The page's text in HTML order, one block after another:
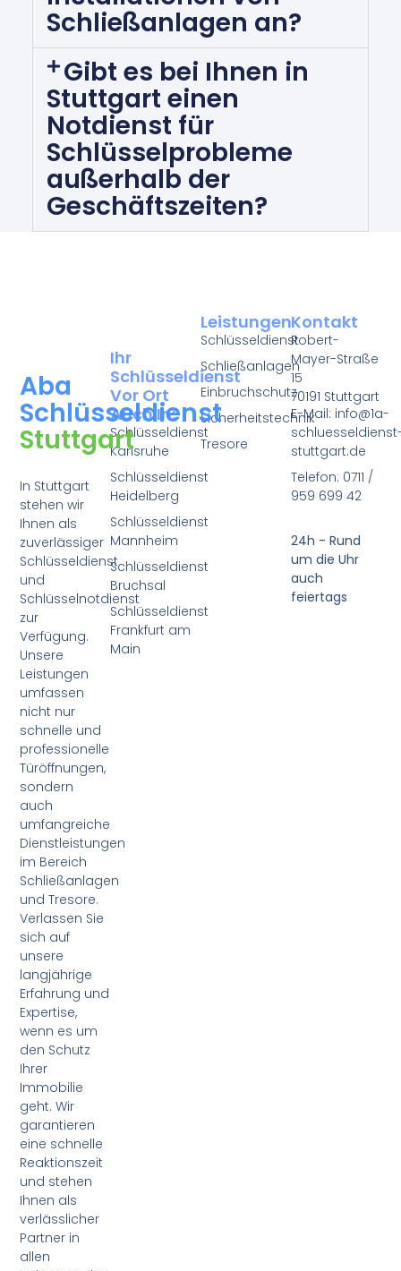
Schließanlagen an?
Gibt es bei Ihnen in
Stuttgart einen
Notdienst für
Schlüsselprobleme
außerhalb der
Geschäftszeiten?
Aba
Schlüsseldienst
Stuttgart
In Stuttgart
stehen wir
Ihnen als
zuverlässiger
Schlüsseldienst
und
Schlüsselnotdienst
zur
Verfügung.
Unsere
Leistungen
umfassen
nicht nur
schnelle und
professionelle
Türöffnungen,
sondern
auch
umfangreiche
Dienstleistungen
im Bereich
Schließanlagen
und Tresore.
Verlassen Sie
sich auf
unsere
langjährige
Erfahrung und
Expertise,
wenn es um
den Schutz
Ihrer
Immobilie
geht. Wir
garantieren
eine schnelle
Reaktionszeit
und stehen
Ihnen als
verlässlicher
Partner in
allen
Leistungen
Schlüsseldienst
Schließanlagen
Einbruchschutz
Sicherheitstechnik
Tresore
Ihr
Schlüsseldienst
Vor Ort
Auch In:
Schlüsseldienst
Karlsruhe
Schlüsseldienst
Heidelberg
Schlüsseldienst
Mannheim
Schlüsseldienst
Bruchsal
Schlüsseldienst
Frankfurt am
Main
Kontakt
Robert-
Mayer-Straße
15
70191 Stuttgart
E-Mail: info@1a-
stuttgart.de
Telefon: 0711 /
959 699 42
24h - Rund
um die Uhr
auch
feiertags